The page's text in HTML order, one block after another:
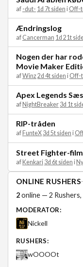
af -dut- 1d 7t siden i Off-
Ændringslog
af Cancerman 1d 21t
Nogen der har
Movie Maker
afWinz2d 4t siden i Off-
Apex Legends
af NightBreaker 3d 1t
RIP-tråden
af FunteX 3d 5t siden i
Street Fighter-
afKenkari 3d 6t siden i
ONLINE RUSHERS
2online — 2
MODERATOR:
Nickell
RUSHERS:
wOOOOt